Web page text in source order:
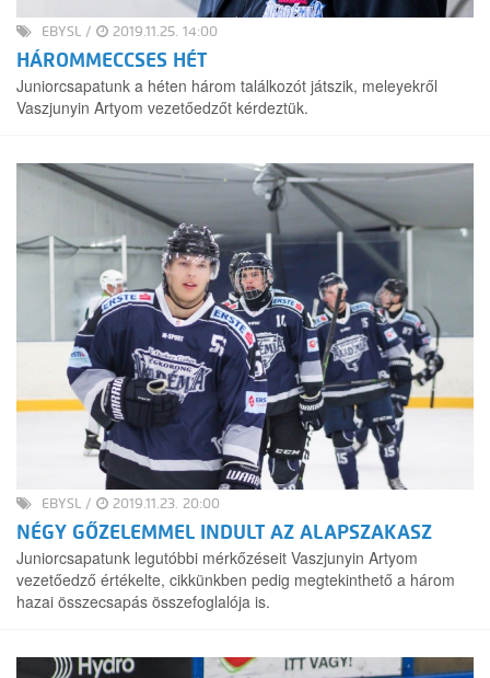
EBYSL / 2019.11.25. 14:00
HÁROMMECCSES HÉT
Juniorcsapatunk a héten három találkozót játszik, meleyekről
Vaszjunyin Artyom vezetőedzőt kérdeztük.
EBYSL / 2019.11.23. 20:00
NÉGY GŐZELEMMEL INDULT AZ ALAPSZAKASZ
Juniorcsapatunk legutóbbi mérkőzéseit Vaszjunyin Artyom
vezetőedző értékelte, cikkünkben pedig megtekinthető a három
hazai összecsapás összefoglalója is.